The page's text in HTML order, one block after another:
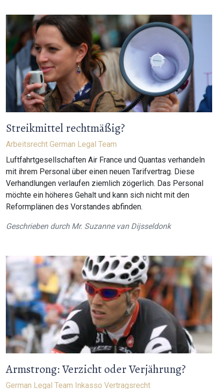
Streikmittel rechtmäßig?
Arbeitsrecht German Legal Team
Luftfahrtgesellschaften Air France und Quantas verhandeln
mit ihrem Personal über einen neuen Tarifvertrag. Diese
Verhandlungen verlaufen ziemlich zögerlich. Das Personal
möchte ein höheres Gehalt und kann sich nicht mit den
Reformplänen des Vorstandes abfinden.
Geschrieben durch Mr. Suzanne van Dijsseldonk
Armstrong: Verzicht oder Verjährung?
German Legal Team Inkasso Vertragsrecht